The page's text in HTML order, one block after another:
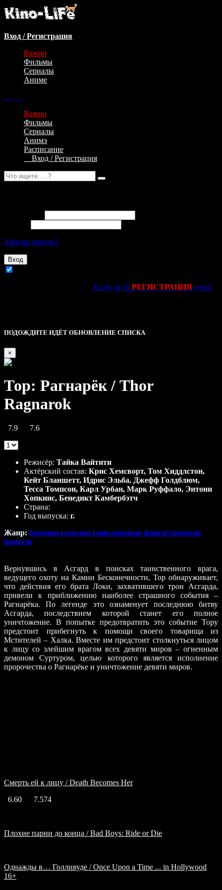
Вход / Регистрация
Важно
Фильмы
Сериалы
Аниме
Важно
Фильмы
Сериалы
Анимэ
Расписание
Вход / Регистрация
Забыли пароль?
Вход
Если да то РЕГИСТРАЦИЯ здесь
ПОДОЖДИТЕ ИДЁТ ОБНОВЛЕНИЕ СПИСКА
×
Описание
Тор: Рагнарёк / Thor
Ragnarok
7.9
7.6
Режисёр: Тайка Вайтити
Актёрский состав: Крис Хемсворт, Том Хиддлстон,
Кейт Бланшетт, Идрис Эльба, Джефф Голдблюм,
Тесса Томпсон, Карл Урбан, Марк Руффало, Энтони
Хопкинс, Бенедикт Камбербэтч
Страна:
Год выпуска: г.
Жанр: боевики комедия приключения фантастические
фэнтези
Вернувшись в Асгард в поисках таинственного врага,
ведущего охоту на Камни Бесконечности, Тор обнаруживает,
что действия его брата Локи, захватившего трон Асгарда,
привели к приближению наиболее страшного события –
Рагнарёка. По легенде это ознаменует последнюю битву
Асгарда, последствием которой станет его полное
уничтожение. В попытке предотвратить это событие Тору
предстоит прибегнуть к помощи своего товарища из
Мстителей – Халка. Вместе им предстоит столкнуться лицом
к лицу со злейшим врагом всех девяти миров – огненным
демоном Суртуром, целью которого является исполнение
пророчества о Рагнарёке и уничтожение девяти миров.
Смерть ей к лицу / Death Becomes Her
6.60
7.574
Плохие парни до конца / Bad Boys: Ride or Die
Однажды в… Голливуде / Once Upon a Time ... in Hollywood
16+